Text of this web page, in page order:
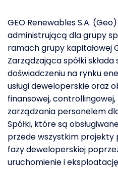
GEO Renewables S.A.
administrującą dla grupy
ramach grupy kapitałowej
Zarządzająca spółki
doświadczeniu na rynku
usługi deweloperskie oraz
finansowej,
zarządzania personelem
Spółki, które są
przede wszystkim
fazy deweloperskiej
uruchomienie i